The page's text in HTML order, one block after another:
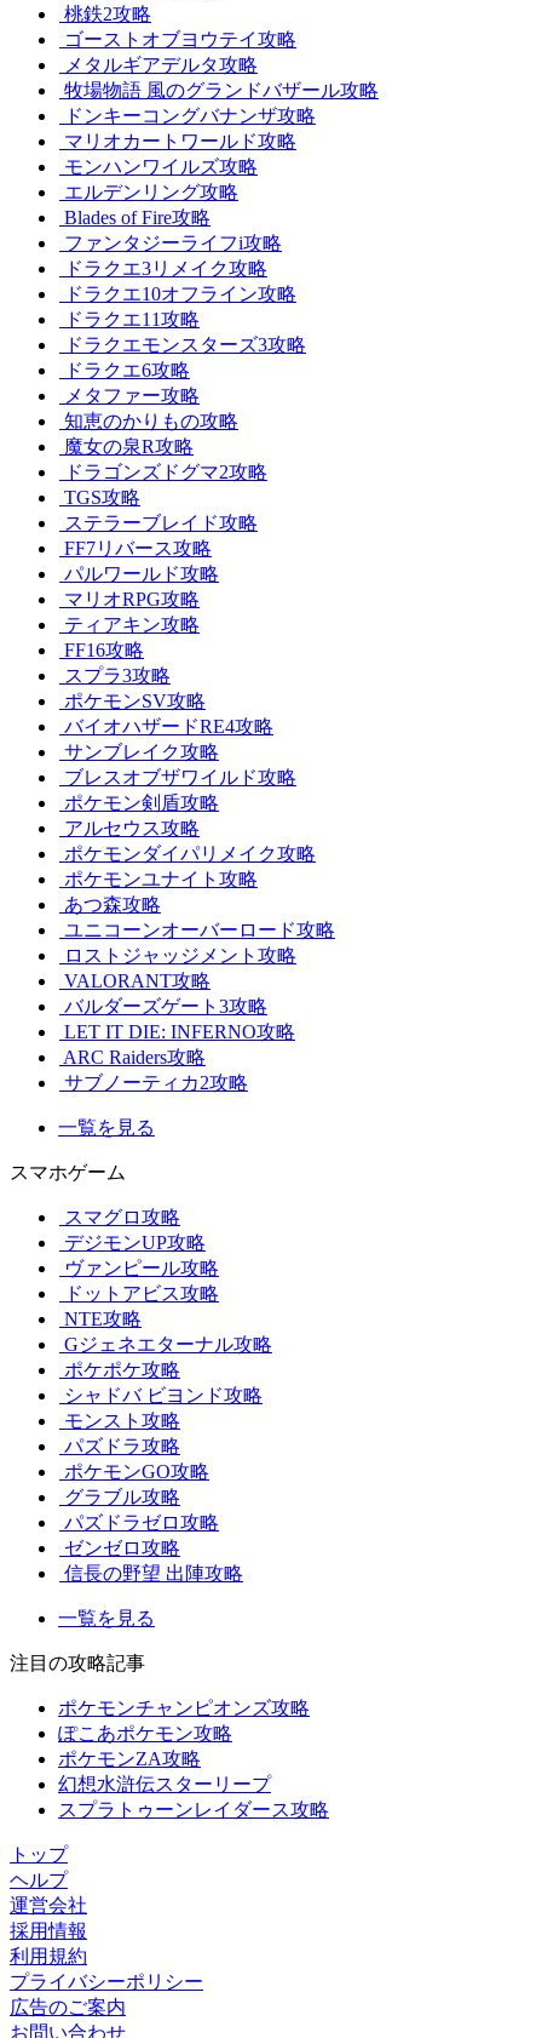
桃鉄2攻略
ゴーストオブヨウテイ攻略
メタルギアデルタ攻略
牧場物語 風のグランドバザール攻略
ドンキーコングバナンザ攻略
マリオカートワールド攻略
モンハンワイルズ攻略
エルデンリング攻略
Blades of Fire攻略
ファンタジーライフi攻略
ドラクエ3リメイク攻略
ドラクエ10オフライン攻略
ドラクエ11攻略
ドラクエモンスターズ3攻略
ドラクエ6攻略
メタファー攻略
知恵のかりもの攻略
魔女の泉R攻略
ドラゴンズドグマ2攻略
TGS攻略
ステラーブレイド攻略
FF7リバース攻略
パルワールド攻略
マリオRPG攻略
ティアキン攻略
FF16攻略
スプラ3攻略
ポケモンSV攻略
バイオハザードRE4攻略
サンブレイク攻略
ブレスオブザワイルド攻略
ポケモン剣盾攻略
アルセウス攻略
ポケモンダイパリメイク攻略
ポケモンユナイト攻略
あつ森攻略
ユニコーンオーバーロード攻略
ロストジャッジメント攻略
VALORANT攻略
バルダーズゲート3攻略
LET IT DIE: INFERNO攻略
ARC Raiders攻略
サブノーティカ2攻略
一覧を見る
スマホゲーム
スマグロ攻略
デジモンUP攻略
ヴァンピール攻略
ドットアビス攻略
NTE攻略
Gジェネエターナル攻略
ポケポケ攻略
シャドバ ビヨンド攻略
モンスト攻略
パズドラ攻略
ポケモンGO攻略
グラブル攻略
パズドラゼロ攻略
ゼンゼロ攻略
信長の野望 出陣攻略
一覧を見る
注目の攻略記事
ポケモンチャンピオンズ攻略
ぽこあポケモン攻略
ポケモンZA攻略
幻想水滸伝スターリープ
スプラトゥーンレイダース攻略
トップ
ヘルプ
運営会社
採用情報
利用規約
プライバシーポリシー
広告のご案内
お問い合わせ